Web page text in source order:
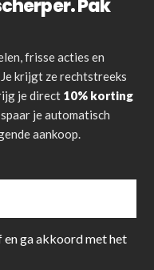
Pak
frisse acties en
krijgt ze rechtstreeks
je direct 10% korting
je automatisch
aankoop.
ga akkoord met het